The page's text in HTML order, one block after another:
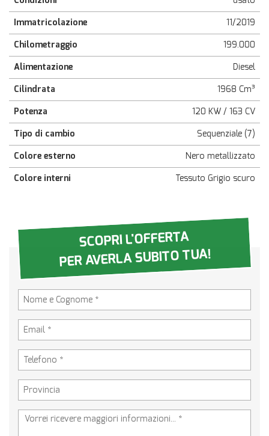
Immatricolazione
11/2019
Chilometraggio
199.000
Alimentazione
Diesel
Cilindrata
1968 Cm³
Potenza
120 KW / 163 CV
Tipo di cambio
Sequenziale (7)
Colore esterno
Nero metallizzato
Colore interni
Tessuto Grigio scuro
SCOPRI L'OFFERTA
PER AVERLA SUBITO TUA!